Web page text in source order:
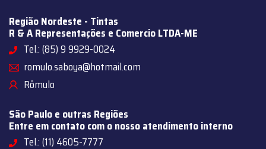
Região Nordeste - Tintas
R & A Representações e Comercio LTDA-ME
Tel.: (85) 9 9929-0024
romulo.saboya@hotmail.com
Rômulo
São Paulo e outras Regiões
Entre em contato com o nosso atendimento interno
Tel.: (11) 4605-7777